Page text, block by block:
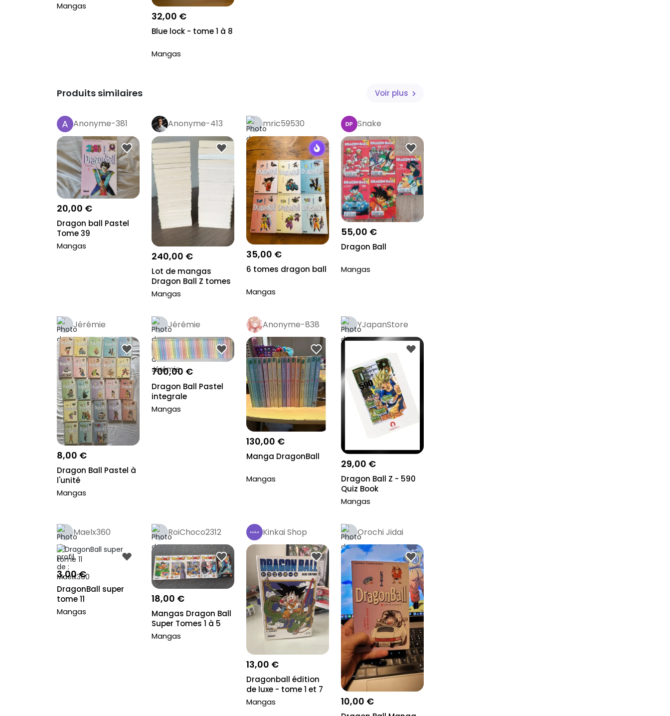
Mangas
32,00 €
Blue lock - tome 1 à 8
Mangas
Produits similaires Voir plus
Anonyme-381
20,00 €
Dragon ball Pastel
Tome 39
Mangas
Anonyme-413
240,00 €
Lot de mangas
Dragon Ball Z tomes
1 à 42
Mangas
mric59530
35,00 €
6 tomes dragon ball
Mangas
Snake
55,00 €
Dragon Ball
Mangas
Jérémie
8,00 €
Dragon Ball Pastel à
l'unité
Mangas
Jérémie
700,00 €
Dragon Ball Pastel
integrale
Mangas
Anonyme-838
130,00 €
Manga DragonBall
Mangas
YJapanStore
Pro
29,00 €
Dragon Ball Z - 590
Quiz Book
Mangas
Maelx360
3,00 €
DragonBall super
tome 11
Mangas
RoiChoco2312
18,00 €
Mangas Dragon Ball
Super Tomes 1 à 5
Mangas
Kinkai Shop
Pro
13,00 €
Dragonball édition
de luxe - tome 1 et 7
Mangas
Orochi Jidai
10,00 €